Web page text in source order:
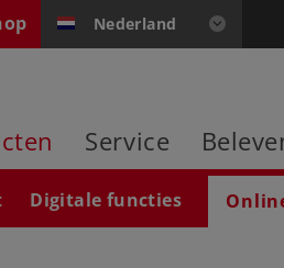
Nederland
Service
Digitale functies